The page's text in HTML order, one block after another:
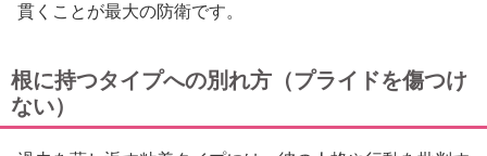
貫くことが最大の防衛です。
根に持つタイプへの別れ方（プライドを傷つけ
ない）